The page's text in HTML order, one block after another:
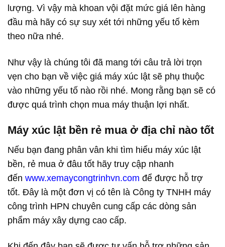
lượng. Vì vậy mà khoan vội đặt mức giá lên hàng
đầu mà hãy có sự suy xét tới những yếu tố kèm
theo nữa nhé.
Như vậy là chúng tôi đã mang tới câu trả lời trọn
vẹn cho bạn về việc giá máy xúc lật sẽ phụ thuộc
vào những yếu tố nào rồi nhé. Mong rằng bạn sẽ có
được quá trình chọn mua máy thuận lợi nhất.
Máy xúc lật bền rẻ mua ở địa chỉ nào tốt
Nếu bạn đang phân vân khi tìm hiểu máy xúc lật
bền, rẻ mua ở đâu tốt hãy truy cập nhanh
đến www.xemaycongtrinhvn.com để được hỗ trợ
tốt. Đây là một đơn vị có tên là Công ty TNHH máy
công trình HPN chuyên cung cấp các dòng sản
phẩm máy xây dựng cao cấp.